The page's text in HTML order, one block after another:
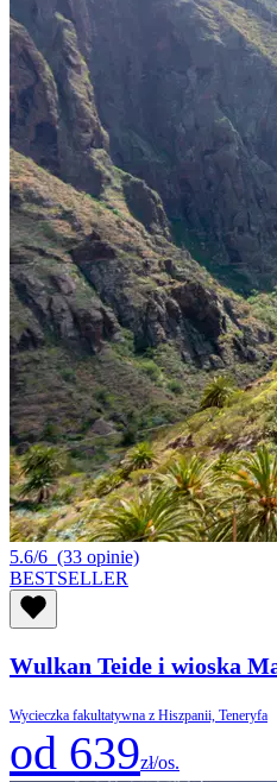
5.6/6 (33 opinie)
BESTSELLER
Wulkan Teide i wioska
Wycieczka fakultatywna z Hiszpanii, Teneryfa
od 639zł/os.